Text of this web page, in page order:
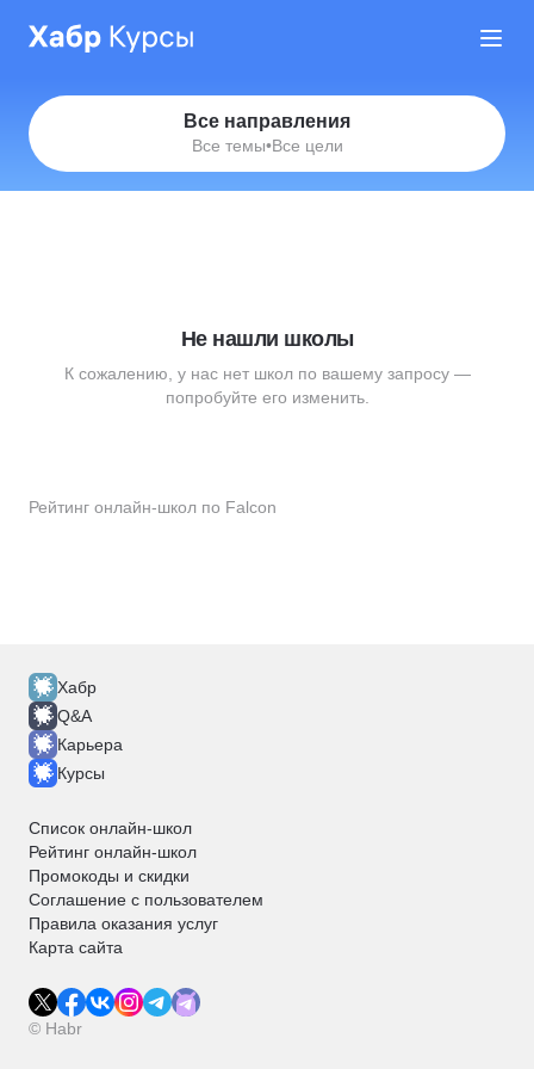
Все направления
Все темы•Все цели
Рейтинг онлайн-школ по Falcon
Не нашли школы
К сожалению, у нас нет школ по вашему запросу —
попробуйте его изменить.
Хабр
Q&A
Карьера
Курсы
Список онлайн-школ
Рейтинг онлайн-школ
Промокоды и скидки
Соглашение с пользователем
Правила оказания услуг
Карта сайта
© Habr